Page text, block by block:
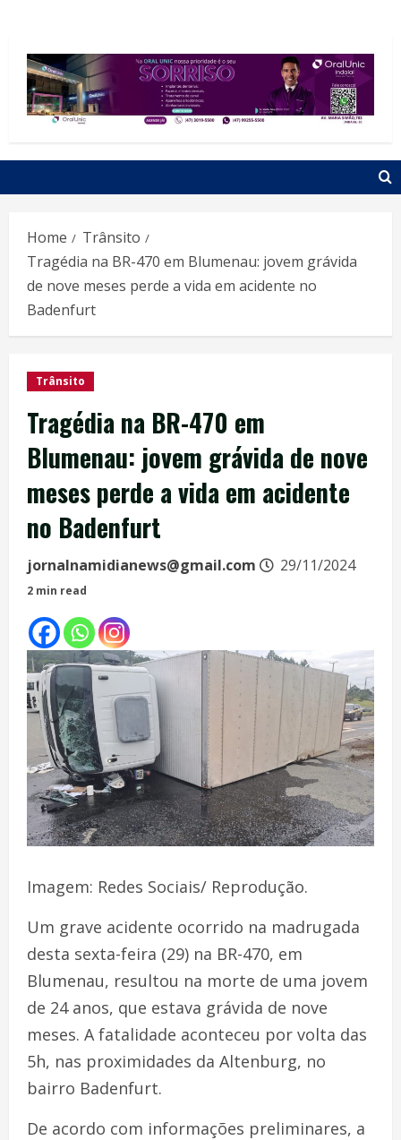
Home
Trânsito
Tragédia na BR-470 em Blumenau: jovem grávida
de nove meses perde a vida em acidente no
Badenfurt
Trânsito
Tragédia na BR-470 em
Blumenau: jovem grávida de nove
meses perde a vida em acidente
no Badenfurt
jornalnamidianews@gmail.com 29/11/2024
2 min read
Imagem: Redes Sociais/ Reprodução.
Um grave acidente ocorrido na madrugada
desta sexta-feira (29) na BR-470, em
Blumenau, resultou na morte de uma jovem
de 24 anos, que estava grávida de nove
meses. A fatalidade aconteceu por volta das
5h, nas proximidades da Altenburg, no
bairro Badenfurt.
De acordo com informações preliminares, a